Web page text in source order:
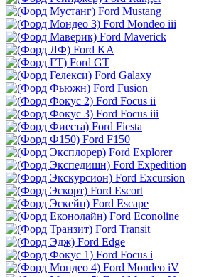
Ford Mustang
Ford Mondeo iii
Ford Maverick
Ford KA
Ford GT
Ford Galaxy
Ford Fusion
Ford Focus ii
Ford Focus iii
Ford Fiesta
Ford F150
Ford Explorer
Ford Expedition
Ford Excursion
Ford Escort
Ford Escape
Ford Econoline
Ford Transit
Ford Edge
Ford Focus i
Ford Mondeo iV